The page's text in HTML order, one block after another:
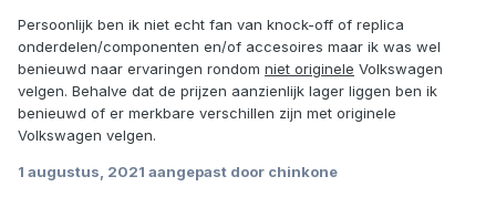
Persoonlijk ben ik niet echt fan van knock-off of replica
onderdelen/componenten en/of accesoires maar ik was wel
benieuwd naar ervaringen rondom niet originele Volkswagen
velgen. Behalve dat de prijzen aanzienlijk lager liggen ben ik
benieuwd of er merkbare verschillen zijn met originele
Volkswagen velgen.
1 augustus, 2021 aangepast door chinkone